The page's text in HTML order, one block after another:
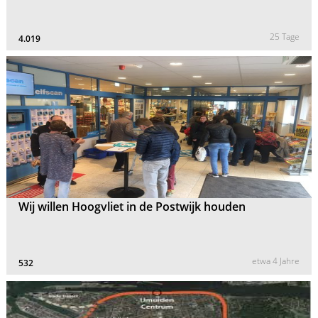
4.019 25 Tage
Wij willen Hoogvliet in de Postwijk houden
532 etwa 4 Jahre